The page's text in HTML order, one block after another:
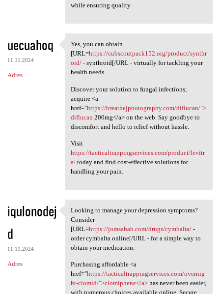
while ensuring quality.
uecuahoq
11.11.2024
Adres
Yes, you can obtain [URL
Yes, you can obtain
[URL=https://cubscoutpack152.org/product/synthr
oid/- synthroid[/URL - virtually for tackling your
health needs.
Discover your solution to fungal infections;
acquire <a
href="https://breathejphotography.com/diflucan/">
diflucan 200mg</a> on the web. Say goodbye to
discomfort and hello to relief without hassle.
Visit
https://tacticaltrappingservices.com/product/levitr
a/today and find cost-effective solutions for
handling your pain.
iqulonodej
d
11.11.2024
Adres
Looking to manage your
Looking to manage your depression symptoms?
Consider
[URL=https://jomsabah.com/drugs/cymbalta/-
order cymbalta online[/URL - for a simple way to
obtain your medication.
Purchasing affordable <a
href="https://tacticaltrappingservices.com/overnig
ht-clomid/">clomiphene</a>has never been easier,
with numerous choices available online. Secure